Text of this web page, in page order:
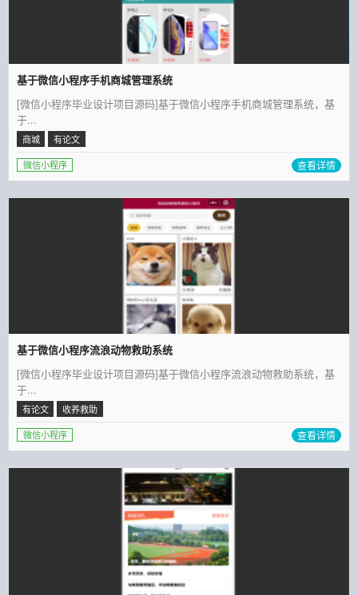
基于微信小程序手机商城管理系统
[微信小程序毕业设计项目源码]基于微信小程序手机商城管理系统，基
于...
商城 有论文
微信小程序 查看详情
基于微信小程序流浪动物救助系统
[微信小程序毕业设计项目源码]基于微信小程序流浪动物救助系统，基
于...
有论文 收养救助
微信小程序 查看详情